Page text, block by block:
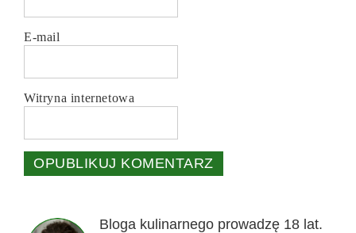
E-mail
Witryna internetowa
Bloga kulinarnego prowadzę 18 lat.